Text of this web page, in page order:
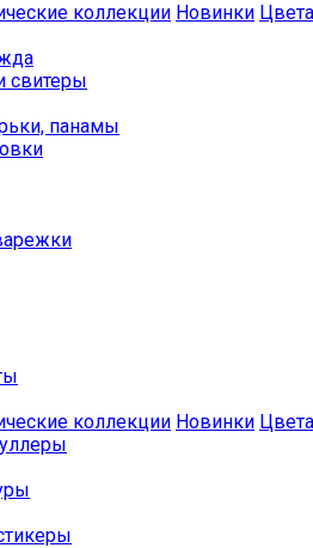
коллекции Новинки Цвета
панамы
коллекции Новинки Цвета